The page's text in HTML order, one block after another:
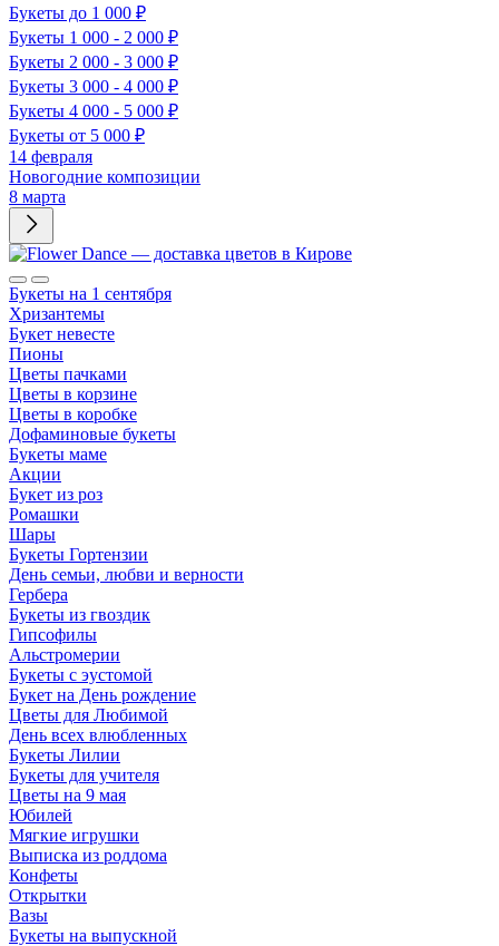
Букеты до 1 000 ₽
Букеты 1 000 - 2 000 ₽
Букеты 2 000 - 3 000 ₽
Букеты 3 000 - 4 000 ₽
Букеты 4 000 - 5 000 ₽
Букеты от 5 000 ₽
14 февраля
Новогодние композиции
8 марта
Букеты на 1 сентября
Хризантемы
Букет невесте
Пионы
Цветы пачками
Цветы в корзине
Цветы в коробке
Дофаминовые букеты
Букеты маме
Акции
Букет из роз
Ромашки
Шары
Букеты Гортензии
День семьи, любви и верности
Гербера
Букеты из гвоздик
Гипсофилы
Альстромерии
Букеты с эустомой
Букет на День рождение
Цветы для Любимой
День всех влюбленных
Букеты Лилии
Букеты для учителя
Цветы на 9 мая
Юбилей
Мягкие игрушки
Выписка из роддома
Конфеты
Открытки
Вазы
Букеты на выпускной